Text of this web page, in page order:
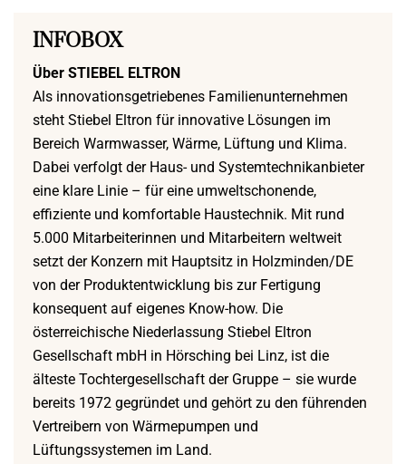
INFOBOX
Über STIEBEL ELTRON
Als innovationsgetriebenes Familienunternehmen
steht Stiebel Eltron für innovative Lösungen im
Bereich Warmwasser, Wärme, Lüftung und Klima.
Dabei verfolgt der Haus- und Systemtechnikanbieter
eine klare Linie – für eine umweltschonende,
effiziente und komfortable Haustechnik. Mit rund
5.000 Mitarbeiterinnen und Mitarbeitern weltweit
setzt der Konzern mit Hauptsitz in Holzminden/DE
von der Produktentwicklung bis zur Fertigung
konsequent auf eigenes Know-how. Die
österreichische Niederlassung Stiebel Eltron
Gesellschaft mbH in Hörsching bei Linz, ist die
älteste Tochtergesellschaft der Gruppe – sie wurde
bereits 1972 gegründet und gehört zu den führenden
Vertreibern von Wärmepumpen und
Lüftungssystemen im Land.